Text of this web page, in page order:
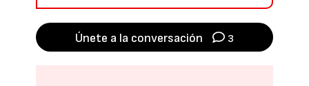
Únete a la conversación 3